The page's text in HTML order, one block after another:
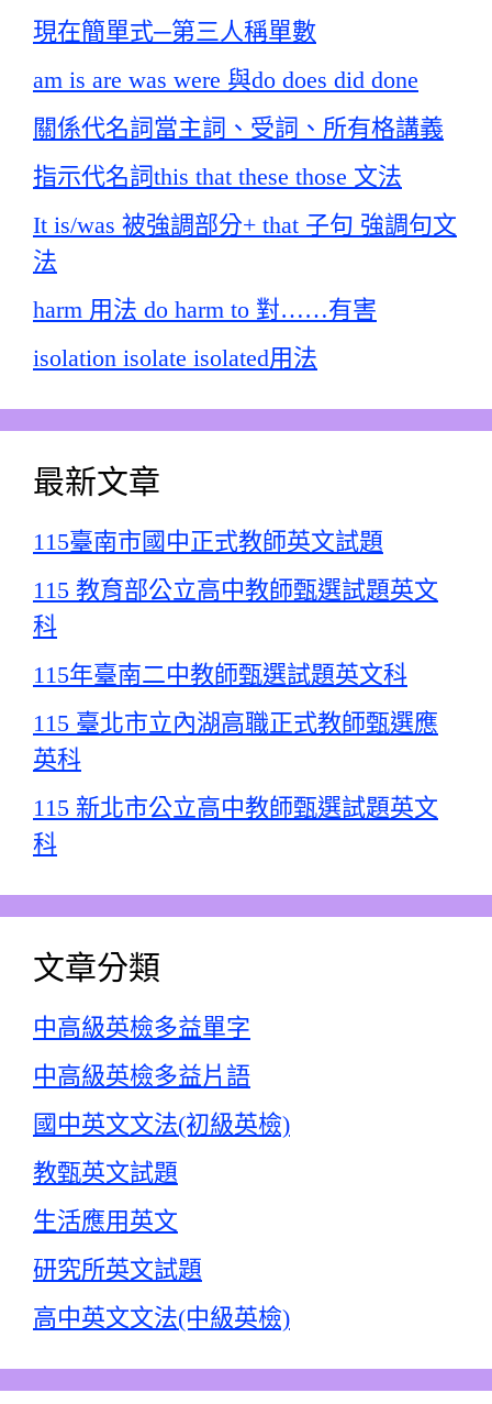
現在簡單式─第三人稱單數
am is are was were 與do does did done
關係代名詞當主詞、受詞、所有格講義
指示代名詞this that these those 文法
It is/was 被強調部分+ that 子句 強調句文
法
harm 用法 do harm to 對……有害
isolation isolate isolated用法
最新文章
115臺南市國中正式教師英文試題
115 教育部公立高中教師甄選試題英文
科
115年臺南二中教師甄選試題英文科
115 臺北市立內湖高職正式教師甄選應
英科
115 新北市公立高中教師甄選試題英文
科
文章分類
中高級英檢多益單字
中高級英檢多益片語
國中英文文法(初級英檢)
教甄英文試題
生活應用英文
研究所英文試題
高中英文文法(中級英檢)